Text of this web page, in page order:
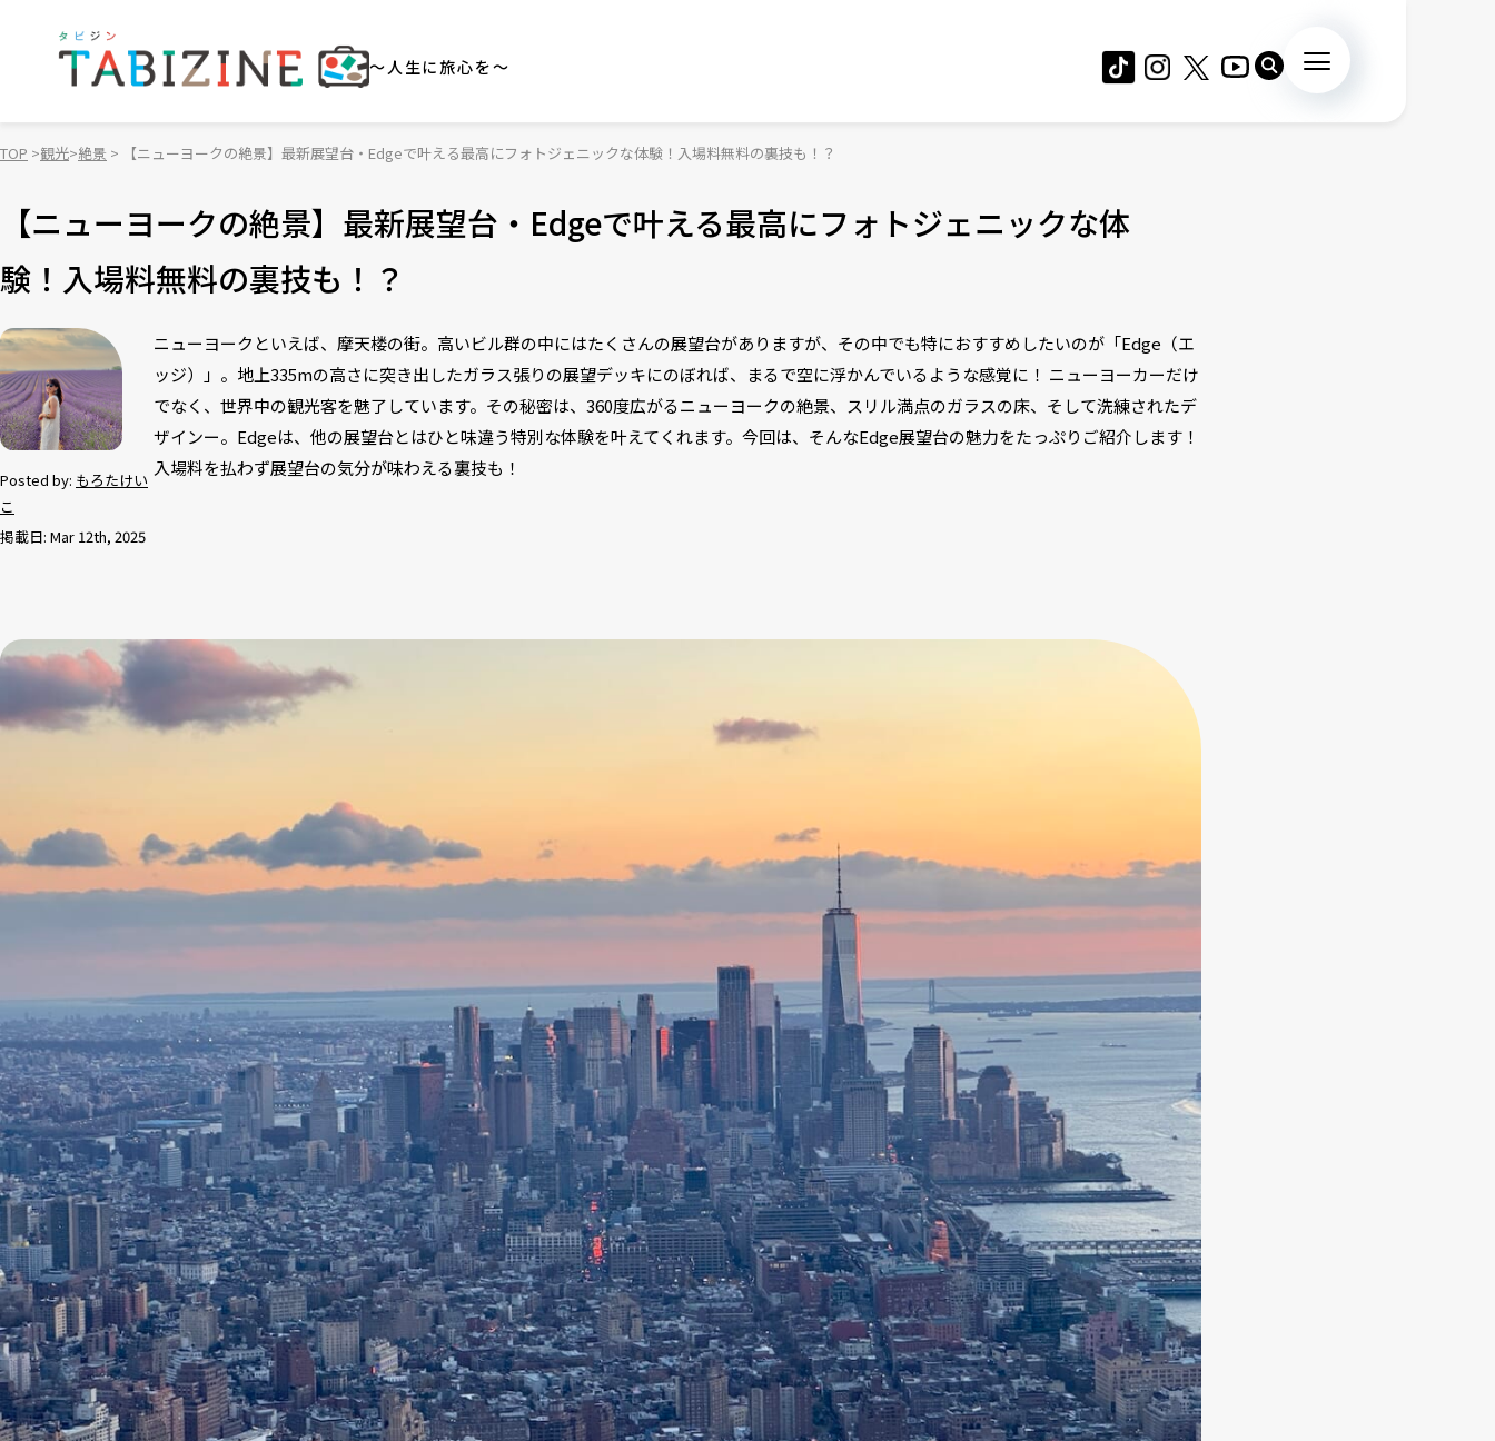
～人生に旅心を～
TOP 観光 絶景 【ニューヨークの絶景】最新展望台・Edgeで叶える最高にフォトジェニックな体験！入場料無料の裏技も！？
【ニューヨークの絶景】最新展望台・Edgeで叶える最高にフォトジェニックな体
験！入場料無料の裏技も！？
Posted by: もろたけい
こ
掲載日: Mar 12th, 2025
ニューヨークといえば、摩天楼の街。高いビル群の中にはたくさんの展望台がありますが、その中でも特におすすめしたいのが「Edge（エ
ッジ）」。地上335mの高さに突き出したガラス張りの展望デッキにのぼれば、まるで空に浮かんでいるような感覚に！ ニューヨーカーだけ
でなく、世界中の観光客を魅了しています。その秘密は、360度広がるニューヨークの絶景、スリル満点のガラスの床、そして洗練されたデ
ザインー。Edgeは、他の展望台とはひと味違う特別な体験を叶えてくれます。今回は、そんなEdge展望台の魅力をたっぷりご紹介します！
入場料を払わず展望台の気分が味わえる裏技も！